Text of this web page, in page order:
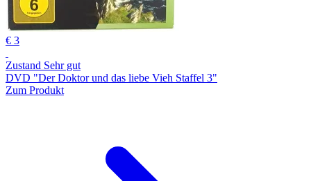
€ 3
Zustand Sehr gut
DVD "Der Doktor und das liebe Vieh Staffel 3"
Zum Produkt